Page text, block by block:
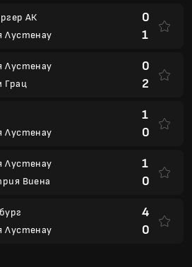
АК
Лустенау
0
1
Лустенау
Грац
0
2
Лустенау
1
0
Лустенау
Виена
1
0
Лустенау
4
0